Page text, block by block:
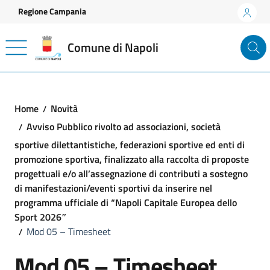
Vai ai contenuti
Vai al footer
Regione Campania
Comune di Napoli
Home
Novità
Avviso Pubblico rivolto ad associazioni, società
sportive dilettantistiche, federazioni sportive ed enti di
promozione sportiva, finalizzato alla raccolta di proposte
progettuali e/o all’assegnazione di contributi a sostegno
di manifestazioni/eventi sportivi da inserire nel
programma ufficiale di “Napoli Capitale Europea dello
Sport 2026″
Mod 05 – Timesheet